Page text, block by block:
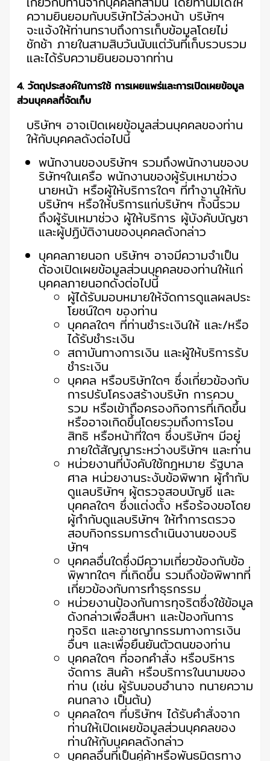
ความยินยอมกับบริษัทไว้ล่วงหน้า บริษัทฯ
จะแจ้งให้ท่านทราบถึงการเก็บข้อมูลโดยไม่
ชักช้า ภายในสามสิบวันนับแต่วันที่เก็บรวบรวม
และได้รับความยินยอมจากท่าน
4. วัตถุประสงค์ในการใช้ การเผยแพร่และการเปิดเผยข้อมูล
ส่วนบุคคลที่จัดเก็บ
บริษัทฯ อาจเปิดเผยข้อมูลส่วนบุคคลของท่าน
ให้กับบุคคลดังต่อไปนี้
พนักงานของบริษัทฯ รวมถึงพนักงานของบ
ริษัทฯในเครือ พนักงานของผู้รับเหมาช่วง
นายหน้า หรือผู้ให้บริการใดๆ ที่ทำงานให้กับ
บริษัทฯ หรือให้บริการแก่บริษัทฯ ทั้งนี้รวม
ถึงผู้รับเหมาช่วง ผู้ให้บริการ ผู้บังคับบัญชา
และผู้ปฏิบัติงานของบุคคลดังกล่าว
บุคคลภายนอก บริษัทฯ อาจมีความจำเป็น
ต้องเปิดเผยข้อมูลส่วนบุคคลของท่านให้แก่
บุคคลภายนอกดังต่อไปนี้
ผู้ได้รับมอบหมายให้จัดการดูแลผลประ
โยชน์ใดๆ ของท่าน
บุคคลใดๆ ที่ท่านชำระเงินให้ และ/หรือ
ได้รับชำระเงิน
สถาบันทางการเงิน และผู้ให้บริการรับ
ชำระเงิน
บุคคล หรือบริษัทใดๆ ซึ่งเกี่ยวข้องกับ
การปรับโครงสร้างบริษัท การควบ
รวม หรือเข้าถือครองกิจการที่เกิดขึ้น
หรืออาจเกิดขึ้นโดยรวมถึงการโอน
สิทธิ หรือหน้าที่ใดๆ ซึ่งบริษัทฯ มีอยู่
ภายใต้สัญญาระหว่างบริษัทฯ และท่าน
หน่วยงานที่บังคับใช้กฎหมาย รัฐบาล
ศาล หน่วยงานระงับข้อพิพาท ผู้กำกับ
ดูแลบริษัทฯ ผู้ตรวจสอบบัญชี และ
บุคคลใดๆ ซึ่งแต่งตั้ง หรือร้องขอโดย
ผู้กำกับดูแลบริษัทฯ ให้ทำการตรวจ
สอบกิจกรรมการดำเนินงานของบริ
ษัทฯ
บุคคลอื่นใดซึ่งมีความเกี่ยวข้องกับข้อ
พิพาทใดๆ ที่เกิดขึ้น รวมถึงข้อพิพาทที่
เกี่ยวข้องกับการทำธุรกรรม
หน่วยงานป้องกันการทุจริตซึ่งใช้ข้อมูล
ดังกล่าวเพื่อสืบหา และป้องกันการ
ทุจริต และอาชญากรรมทางการเงิน
อื่นๆ และเพื่อยืนยันตัวตนของท่าน
บุคคลใดๆ ที่ออกคำสั่ง หรือบริหาร
จัดการ สินค้า หรือบริการในนามของ
ท่าน (เช่น ผู้รับมอบอำนาจ ทนายความ
คนกลาง เป็นต้น)
บุคคลใดๆ ที่บริษัทฯ ได้รับคำสั่งจาก
ท่านให้เปิดเผยข้อมูลส่วนบุคคลของ
ท่านให้กับบุคคลดังกล่าว
บุคคลอื่นที่เป็นคู่ค้าหรือพันธมิตรทาง